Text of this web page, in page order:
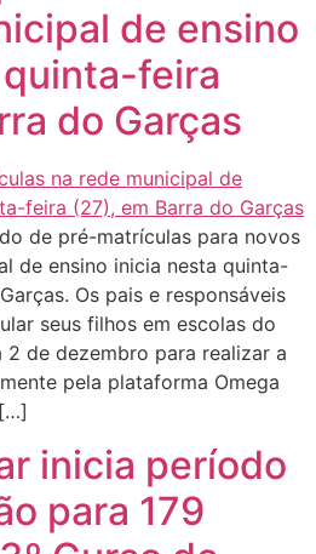
de ensino
feira
do Garças
de pré-matrículas para novos
de ensino inicia nesta quinta-
Os pais e responsáveis
seus filhos em escolas do
de dezembro para realizar a
pela plataforma Omega
inicia período
para 179